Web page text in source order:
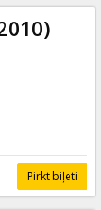
Pirkt biļeti